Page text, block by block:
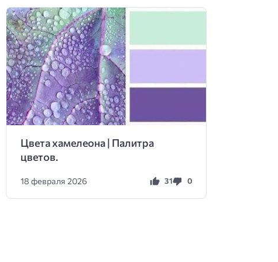
Цвета хамелеона | Палитра
цветов.
18 февраля 2026 31 0